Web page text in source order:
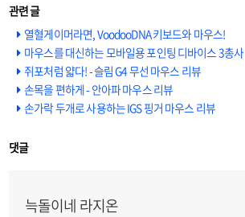
열혈게이머라면, VoodooDNA 키보드와 마우스!
마우스를 대신하는 모바일용 포인팅 디바이스 3총사
쥐포처럼 얇다! - 슬림 G4 무선 마우스 리뷰
손목을 편하게 - 안아파 마우스 리뷰
손가락 두개로 사용하는 IGS 핑거 마우스 리뷰
댓글
늑돌이네 라지온